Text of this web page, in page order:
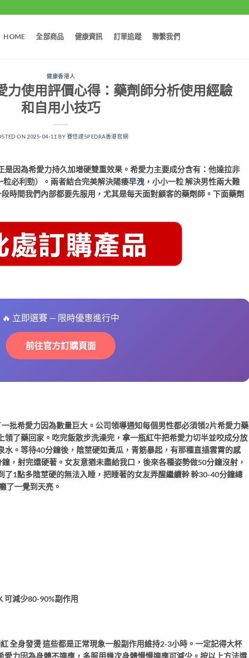
HOME 全部商品 健康資訊 訂單追蹤 聯繫我們
健康香港人
力使用評價心得：藥劑師分析使用經驗
和自用小技巧
ON 2025-04-11 BY 賽倍達SPEDRA香港官網
是因為希愛力持久加增硬雙重效果。希愛力主要成分含有：他達拉非
必利勁）。兩者結合完美解決陽痿早洩 ，小小一粒 解決男性兩大難
時間我們內部都要先服用，尤其是每天面對顧客的藥劑師。下面藥劑
🔥 立即選賽 — 限時優惠進行中
前往官方訂購頁面
批希愛力因為數量巨大。公司領導通知每個男性都必須領2片希愛力藥
領了藥回家。吃完飯散步洗澡完，拿一瓶紅牛把希愛力切半並咬成分放
水。等待40分鐘後，陰莖硬如黃瓜，青筋暴起，有那種直插雲霄的感
，射完還硬著。女友意猶未盡給我口，後來各種姿勢做50分鐘沒射，
了1點多陰莖硬的無法入睡，把睡著的女友弄醒繼續幹 幹30-40分鐘總
了一覺到天亮。
可減少80-90%副作用
全身發燙 這些都是正常現象一般副作用維持2-3小時。一定記得大杯
愛力因為身體不適應，多服用幾次身體慢慢適應可減少。按以上方法還